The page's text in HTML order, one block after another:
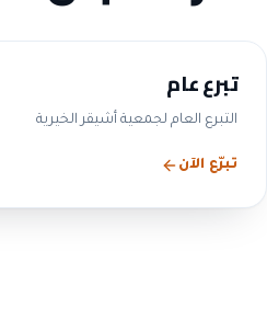
تبرع عام
التبرع العام لجمعية أشيقر الخيرية
تبرّع الآن